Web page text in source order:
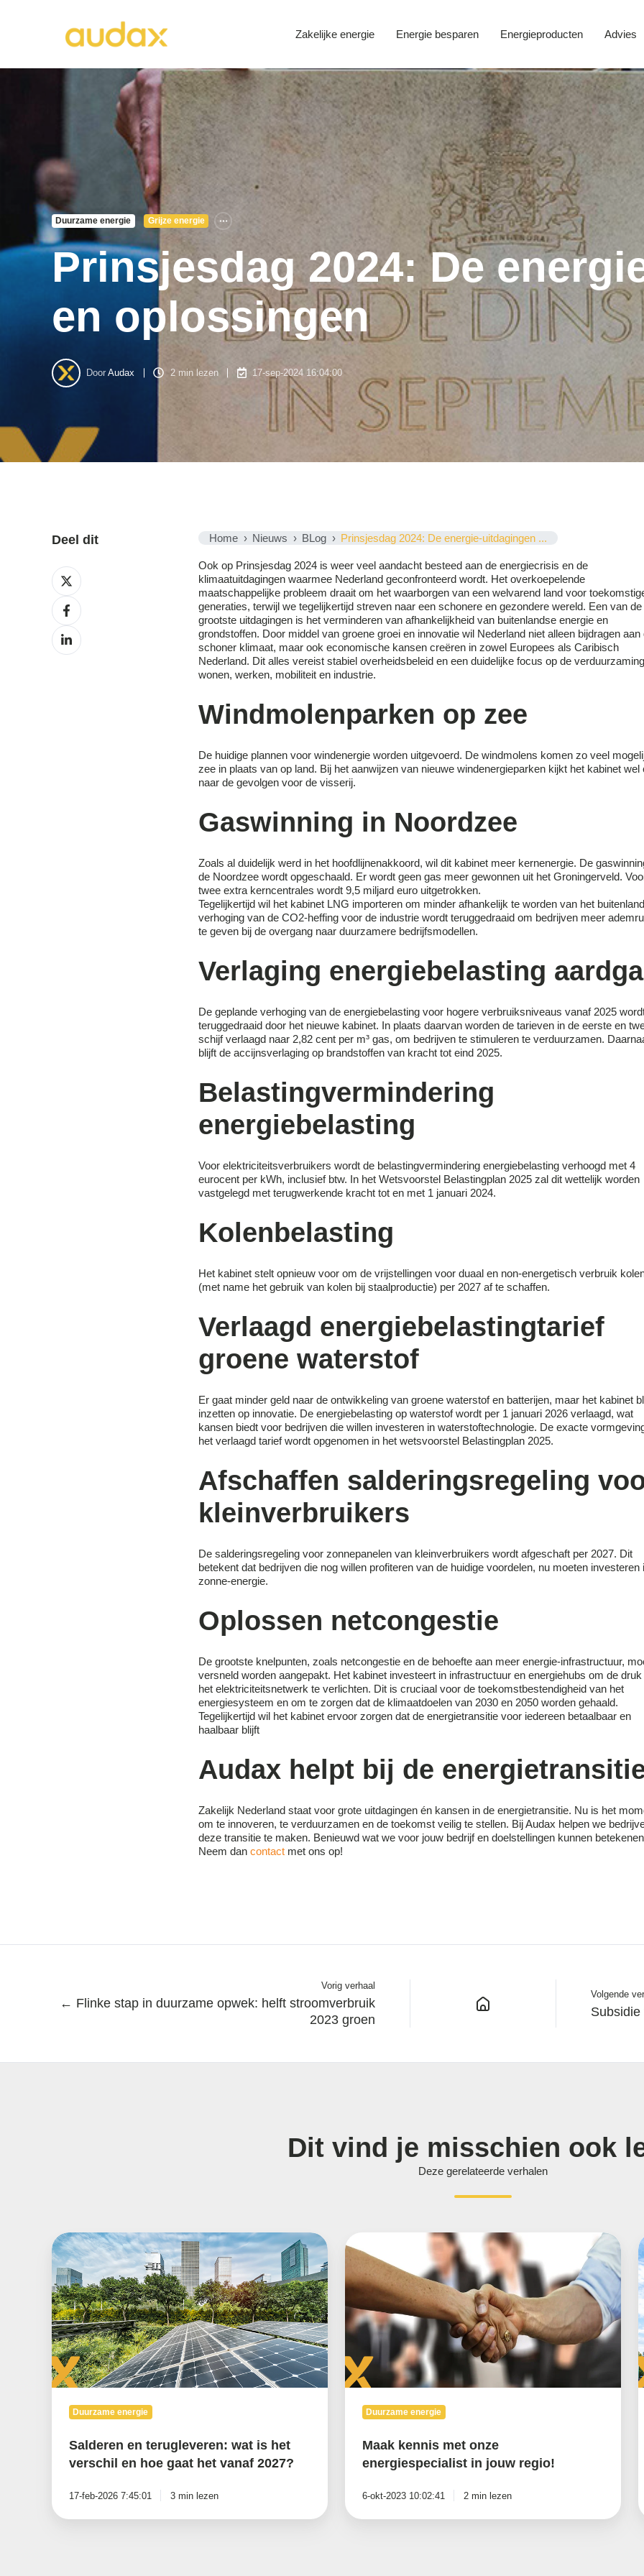
Zakelijke energie Energie besparen Energieproducten Advies
Duurzame energie Grijze energie
Prinsjesdag 2024: De
en oplossingen
DoorAudax 2 min lezen 17-sep-2024 16:04:00
Home Nieuws BLog Prinsjesdag 2024: De energie-uitdagingen ...
Ook op Prinsjesdag 2024 is weer veel aandacht besteed aan de energiecrisis en de
klimaatuitdagingen waarmee Nederland geconfronteerd wordt. Het overkoepelende
maatschappelijke probleem draait om het waarborgen van een welvarend land voor
generaties, terwijl we tegelijkertijd streven naar een schonere en gezondere wereld. Een van de
grootste uitdagingen is het verminderen van afhankelijkheid van buitenlandse energie en
grondstoffen. Door middel van groene groei en innovatie wil Nederland niet alleen bijdragen aan
schoner klimaat, maar ook economische kansen creëren in zowel Europees als Caribisch
Nederland. Dit alles vereist stabiel overheidsbeleid en een duidelijke focus op de
wonen, werken, mobiliteit en industrie.
Windmolenparken op zee
De huidige plannen voor windenergie worden uitgevoerd. De windmolens komen zo veel
zee in plaats van op land. Bij het aanwijzen van nieuwe windenergieparken kijkt het kabinet wel
naar de gevolgen voor de visserij.
Gaswinning in Noordzee
Zoals al duidelijk werd in het hoofdlijnenakkoord, wil dit kabinet meer kernenergie. De
de Noordzee wordt opgeschaald. Er wordt geen gas meer gewonnen uit het Groningerveld.
twee extra kerncentrales wordt 9,5 miljard euro uitgetrokken.
Tegelijkertijd wil het kabinet LNG importeren om minder afhankelijk te worden van het
verhoging van de CO2-heffing voor de industrie wordt teruggedraaid om bedrijven meer
te geven bij de overgang naar duurzamere bedrijfsmodellen.
Verlaging energiebelasting
De geplande verhoging van de energiebelasting voor hogere verbruiksniveaus vanaf 2025
teruggedraaid door het nieuwe kabinet. In plaats daarvan worden de tarieven in de eerste en
schijf verlaagd naar 2,82 cent per m³ gas, om bedrijven te stimuleren te verduurzamen.
blijft de accijnsverlaging op brandstoffen van kracht tot eind 2025.
Belastingvermindering
energiebelasting
Voor elektriciteitsverbruikers wordt de belastingvermindering energiebelasting verhoogd met 4
eurocent per kWh, inclusief btw. In het Wetsvoorstel Belastingplan 2025 zal dit wettelijk worden
vastgelegd met terugwerkende kracht tot en met 1 januari 2024.
Kolenbelasting
Het kabinet stelt opnieuw voor om de vrijstellingen voor duaal en non-energetisch verbruik
(met name het gebruik van kolen bij staalproductie) per 2027 af te schaffen.
Verlaagd energiebelastingtarief
groene waterstof
Er gaat minder geld naar de ontwikkeling van groene waterstof en batterijen, maar het kabinet
inzetten op innovatie. De energiebelasting op waterstof wordt per 1 januari 2026 verlaagd, wat
kansen biedt voor bedrijven die willen investeren in waterstoftechnologie. De exacte
het verlaagd tarief wordt opgenomen in het wetsvoorstel Belastingplan 2025.
Afschaffen salderingsregeling
kleinverbruikers
De salderingsregeling voor zonnepanelen van kleinverbruikers wordt afgeschaft per 2027. Dit
betekent dat bedrijven die nog willen profiteren van de huidige voordelen, nu moeten investeren
zonne-energie.
Oplossen netcongestie
De grootste knelpunten, zoals netcongestie en de behoefte aan meer energie-infrastructuur,
versneld worden aangepakt. Het kabinet investeert in infrastructuur en energiehubs om de druk
het elektriciteitsnetwerk te verlichten. Dit is cruciaal voor de toekomstbestendigheid van het
energiesysteem en om te zorgen dat de klimaatdoelen van 2030 en 2050 worden gehaald.
Tegelijkertijd wil het kabinet ervoor zorgen dat de energietransitie voor iedereen betaalbaar en
haalbaar blijft
Audax helpt bij de
Zakelijk Nederland staat voor grote uitdagingen én kansen in de energietransitie. Nu is het
om te innoveren, te verduurzamen en de toekomst veilig te stellen. Bij Audax helpen we
deze transitie te maken. Benieuwd wat we voor jouw bedrijf en doelstellingen kunnen
Neem dan contact met ons op!
Deel dit
Deel
op
Deel
op
Facebook
Deel
op
Vorig verhaal
← Flinke stap in duurzame opwek: helft stroomverbruik
2023 groen
Volgende
Dit vind je misschien ook
Deze gerelateerde verhalen
Salderen
en
terugleveren:
wat
is
het
verschil
en
hoe
gaat
het
vanaf
2027?
Duurzame energie
Salderen en terugleveren: wat is het
verschil en hoe gaat het vanaf 2027?
17-feb-2026 7:45:01 3 min lezen
kennis
onze
energiespecialist
in
jouw
regio!
Duurzame energie
Maak kennis met onze
energiespecialist in jouw regio!
6-okt-2023 10:02:41 2 min lezen
je